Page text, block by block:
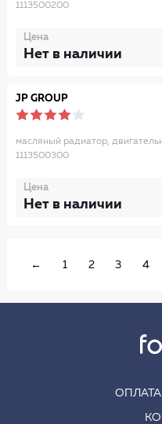
1113500200
Цена
Нет в наличии
JP GROUP
масляный радиатор,
1113500300
Цена
Нет в наличии
← 1 2 3 4